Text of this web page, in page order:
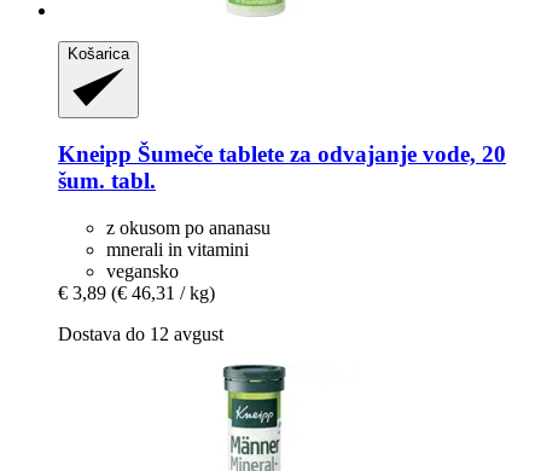
Košarica
Kneipp Šumeče tablete za odvajanje vode, 20
šum. tabl.
z okusom po ananasu
mnerali in vitamini
vegansko
€ 3,89 (€ 46,31 / kg)
Dostava do 12 avgust